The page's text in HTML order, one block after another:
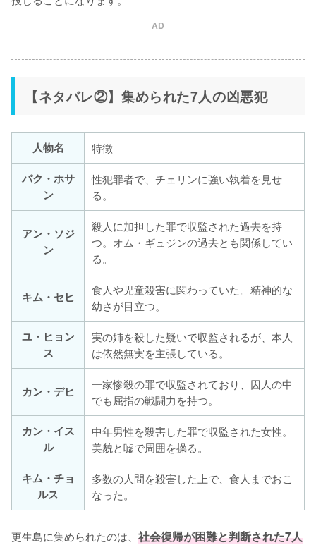
AD
【ネタバレ②】集められた7人の凶悪犯
人物名
特徴
パク・ホサ
ン
性犯罪者で、チェリンに強い執着を見せ
る。
アン・ソジ
ン
殺人に加担した罪で収監された過去を持
つ。オム・ギュジンの過去とも関係してい
る。
キム・セヒ
食人や児童殺害に関わっていた。精神的な
幼さが目立つ。
ユ・ヒョン
ス
実の姉を殺した疑いで収監されるが、本人
は依然無実を主張している。
カン・デヒ
一家惨殺の罪で収監されており、囚人の中
でも屈指の戦闘力を持つ。
カン・イス
ル
中年男性を殺害した罪で収監された女性。
美貌と嘘で周囲を操る。
キム・チョ
ルス
多数の人間を殺害した上で、食人までおこ
なった。
更生島に集められたのは、 社会復帰が困難と判断された7人